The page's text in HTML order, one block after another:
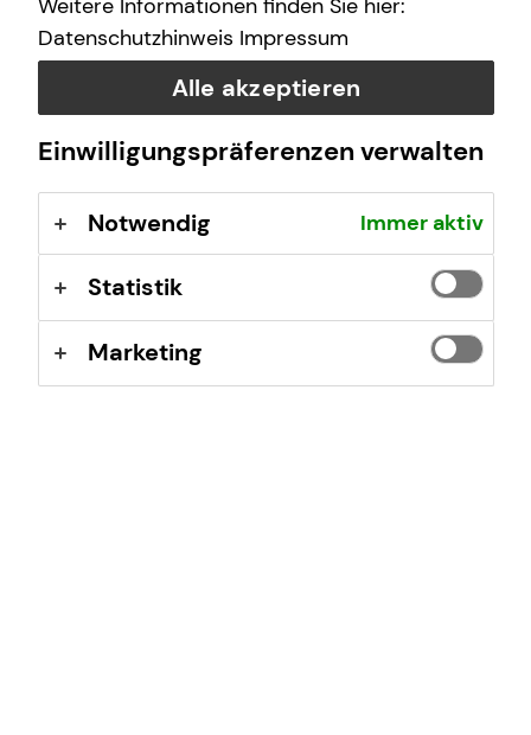
abrufbar unterwww.gesetze-im-internet.de
Erlaubnis nach § 34f GewO ​
Aufsichtsbehörde:
IHK Bonn / Rhein-Sieg
Bonner Talweg 17
53113 Bonn
Berufsbezeichnung: Finanzanlagenvermittler nach § 34f
Abs. 1 Satz 1 Nr. 1 GewO Bundesrepublik Deutschland
Weitere Informationen finden Sie hier:
Datenschutzhinweis Impressum
Alle akzeptieren
Einwilligungspräferenzen verwalten
Notwendig Immer aktiv
Statistik
Marketing